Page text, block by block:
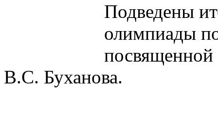
Подведены
олимпиады
В.С. Буханова.